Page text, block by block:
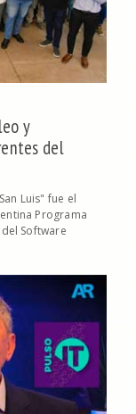
y
del
Luis" fue el
Programa
Software